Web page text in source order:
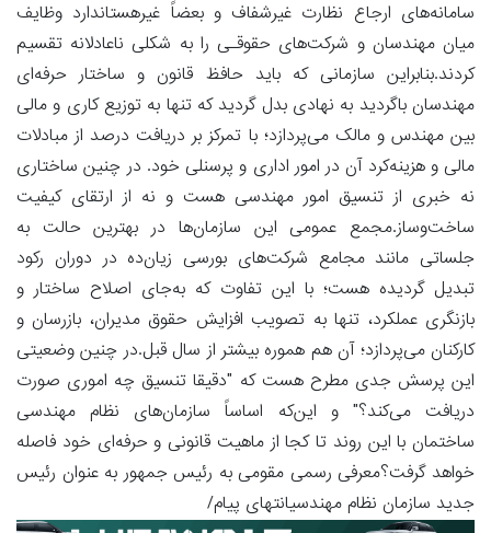
سامانه‌های ارجاع نظارت غیرشفاف و بعضاً غیرهستاندارد وظایف
میان مهندسان و شرکت‌های حقوقـی را به شکلی ناعادلانه تقسیم
کردند.بنابراین سازمانی که باید حافظ قانون و ساختار حرفه‌ای
مهندسان باگردید به نهادی بدل گردید که تنها به توزیع کاری و مالی
بین مهندس و مالک می‌پردازد؛ با تمرکز بر دریافت درصد از مبادلات
مالی و هزینه‌کرد آن در امور اداری و پرسنلی خود. در چنین ساختاری
نه خبری از تنسیق امور مهندسی هست و نه از ارتقای کیفیت
ساخت‌وساز.مجمع عمومی این سازمان‌ها در بهترین حالت به
جلساتی مانند مجامع شرکت‌های بورسی زیان‌ده در دوران رکود
تبدیل گردیده هست؛ با این تفاوت که به‌جای اصلاح ساختار و
بازنگری عملکرد، تنها به تصویب افزایش حقوق مدیران، بازرسان و
کارکنان می‌پردازد؛ آن هم هموره بیشتر از سال قبل.در چنین وضعیتی
این پرسش جدی مطرح هست که "دقیقا تنسیق چه اموری صورت
دریافت می‌کند؟" و این‌که اساساً سازمان‌های نظام مهندسی
ساختمان با این روند تا کجا از ماهیت قانونی و حرفه‌ای خود فاصله
خواهد گرفت؟معرفی رسمی مقومی به رئیس جمهور به عنوان رئیس
جدید سازمان نظام مهندسیانتهای پیام/